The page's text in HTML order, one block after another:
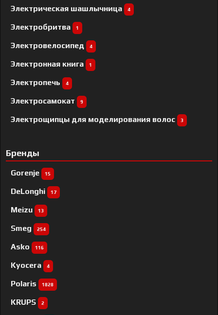
Электрическая шашлычница 4
Электробритва 1
Электровелосипед 4
Электронная книга 1
Электропечь 4
Электросамокат 9
Электрощипцы для моделирования волос 3
Бренды
Gorenje 15
DeLonghi 17
Meizu 13
Smeg 254
Asko 116
Kyocera 4
Polaris 1828
KRUPS 2